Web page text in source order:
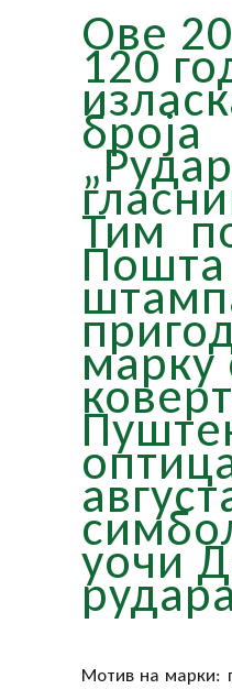
Ове
120
броја
Тим
Пошта
марку
уочи
Мотив на марки: